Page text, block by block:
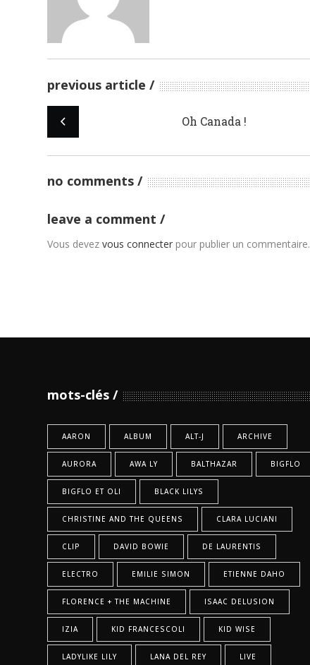
previous article
Oh Canada !
no comments
leave a comment
Vous devezvous connecter pour publier un commentaire.
mots-clés
AARON ALBUM ALT-J ARCHIVE
AURORA AWA LY BALTHAZAR BIGFLO
BIGFLO ET OLI BLACK LILYS
CHRISTINE AND THE QUEENS CLARA LUCIANI
CLIP DAVID BOWIE DE LAURENTIS
ELECTRO EMILIE SIMON ETIENNE DAHO
FLORENCE + THE MACHINE ISAAC DELUSION
IZIA KID FRANCESCOLI KID WISE
LADYLIKE LILY LANA DEL REY LIVE